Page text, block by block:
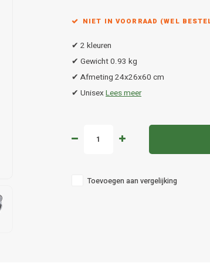
NIET IN VOORRAAD (WEL
✔ 2 kleuren
✔ Gewicht 0.93 kg
✔ Afmeting 24x26x60 cm
✔ UnisexLees meer
Toevoegen aan vergelijking